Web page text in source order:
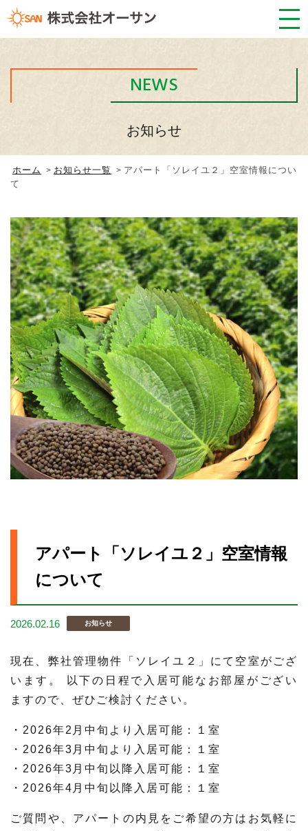
NEWS
お知らせ
ホーム お知らせ一覧
アパート「ソレイユ２」空室情報につい
て
アパート「ソレイユ２」空室情報
について
2026.02.16 お知らせ
現在、弊社管理物件「ソレイユ２」にて空室がござ
います。 以下の日程で入居可能なお部屋がござい
ますので、ぜひご検討ください。
・2026年2月中旬より入居可能：１室
・2026年3月中旬より入居可能：１室
・2026年3月中旬以降入居可能：１室
・2026年4月中旬以降入居可能：１室
ご質問や、アパートの内見をご希望の方はお気軽に